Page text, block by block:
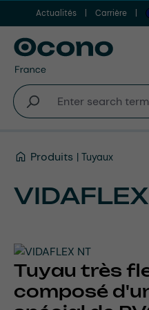
Aller au contenu principal
Actualités Carrière
Produits Tuyaux
Tuyau très
composé